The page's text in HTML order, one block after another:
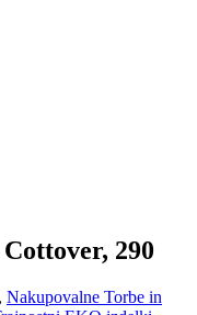
290
, Nakupovalne Torbe in